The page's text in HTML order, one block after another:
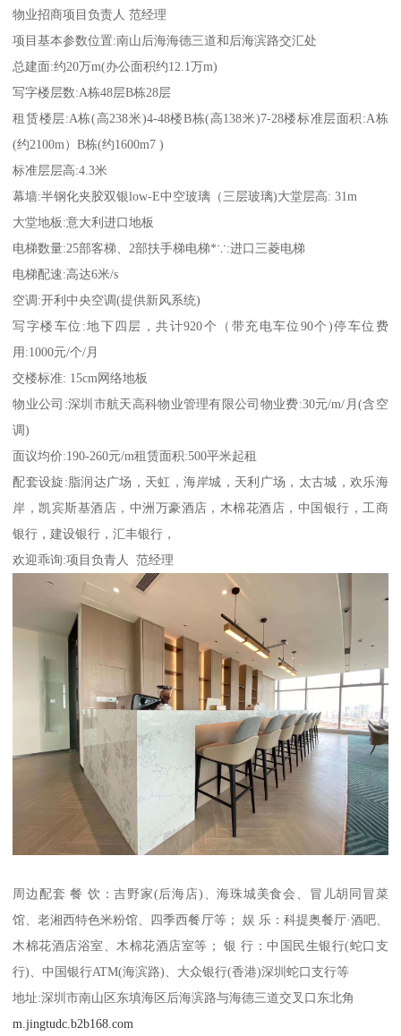
物业招商项目负责人 范经理
项目基本参数位置:南山后海海德三道和后海滨路交汇处
总建面:约20万m(办公面积约12.1万m)
写字楼层数:A栋48层B栋28层
租赁楼层:A栋(高238米)4-48楼B栋(高138米)7-28楼标准层面积:A栋
(约2100m）B栋(约1600m7 )
标准层层高:4.3米
幕墙:半钢化夹胶双银low-E中空玻璃（三层玻璃)大堂层高: 31m
大堂地板:意大利进口地板
电梯数量:25部客梯、2部扶手梯电梯*∵:进口三菱电梯
电梯配速:高达6米/s
空调:开利中央空调(提供新风系统)
写字楼车位:地下四层，共计920个（带充电车位90个)停车位费
用:1000元/个/月
交楼标准: 15cm网络地板
物业公司:深圳市航天高科物业管理有限公司物业费:30元/m/月(含空
调)
面议均价:190-260元/m租赁面积:500平米起租
配套设旋:脂润达广场，天虹，海岸城，天利广场，太古城，欢乐海
岸，凯宾斯基酒店，中洲万豪酒店，木棉花酒店，中国银行，工商
银行，建设银行，汇丰银行，
欢迎乖询:项目负青人 范经理
周边配套 餐 饮：吉野家(后海店)、海珠城美食会、冒儿胡同冒菜
馆、老湘西特色米粉馆、四季西餐厅等； 娱 乐：科提奥餐厅·酒吧、
木棉花酒店浴室、木棉花酒店室等； 银 行：中国民生银行(蛇口支
行)、中国银行ATM(海滨路)、大众银行(香港)深圳蛇口支行等
地址:深圳市南山区东填海区后海滨路与海德三道交叉口东北角
m.jingtudc.b2b168.com